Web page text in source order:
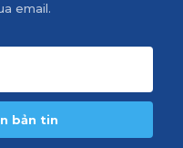
email.
bản tin